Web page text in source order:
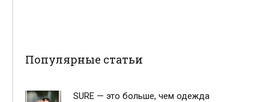
Популярные статьи
SURE — это больше, чем одежда